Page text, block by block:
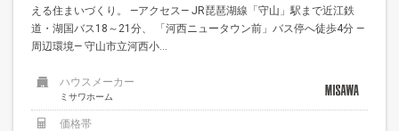
える住まいづくり。 —アクセス— JR琵琶湖線「守山」駅まで近江鉄
道・湖国バス18～21分、 「河西ニュータウン前」バス停へ徒歩4分 —
周辺環境— 守山市立河西小...
ハウスメーカー
ミサワホーム
価格帯